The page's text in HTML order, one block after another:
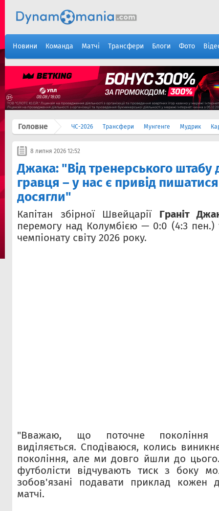
Новини Команда Матчі Трансфери Блоги Фото
Головне ЧС-2026 Трансфери Мунгенге Мудрик
8 липня 2026 12:52
Джака: "Від тренерського штабу
гравця – у нас є привід
досягли"
Капітан збірної Швейцарії Граніт
перемогу над Колумбією — 0:0 (4:3 пен.)
чемпіонату світу 2026 року.
"Вважаю, що поточне покоління
виділяється. Сподіваюся, колись
покоління, але ми довго йшли до
футболісти відчувають тиск з боку
зобов'язані подавати приклад
матчі.